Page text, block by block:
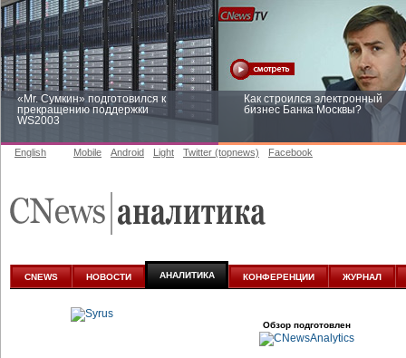
«Mr. Сумкин» подготовился к
прекращению поддержки
WS2003
Как строился электронный
бизнес Банка Москвы?
аналитике
English Mobile Android Light Twitter (topnews) Facebook
CNEWS НОВОСТИ АНАЛИТИКА КОНФЕРЕНЦИИ ЖУРНАЛ
Обзор подготовлен